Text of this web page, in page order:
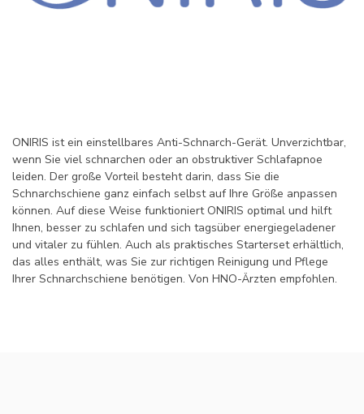
ONIRIS ist ein einstellbares Anti-Schnarch-Gerät. Unverzichtbar,
wenn Sie viel schnarchen oder an obstruktiver Schlafapnoe
leiden. Der große Vorteil besteht darin, dass Sie die
Schnarchschiene ganz einfach selbst auf Ihre Größe anpassen
können. Auf diese Weise funktioniert ONIRIS optimal und hilft
Ihnen, besser zu schlafen und sich tagsüber energiegeladener
und vitaler zu fühlen. Auch als praktisches Starterset erhältlich,
das alles enthält, was Sie zur richtigen Reinigung und Pflege
Ihrer Schnarchschiene benötigen. Von HNO-Ärzten empfohlen.